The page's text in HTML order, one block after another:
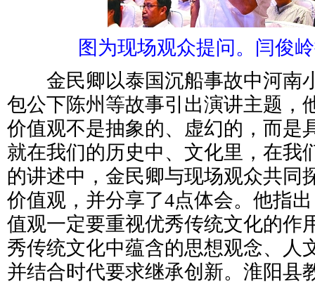
图为现场观众提问。闫俊
金民卿以泰国沉船事故中河南
包公下陈州等故事引出演讲主题，
价值观不是抽象的、虚幻的，而是
就在我们的历史中、文化里，在我
的讲述中，金民卿与现场观众共同
价值观，并分享了4点体会。他指
值观一定要重视优秀传统文化的作
秀传统文化中蕴含的思想观念、人
并结合时代要求继承创新。淮阳县